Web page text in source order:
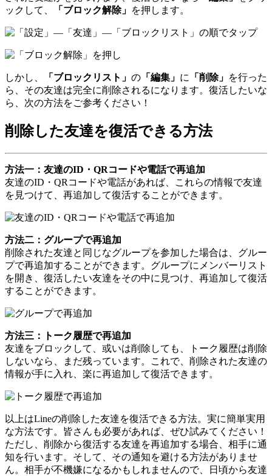
ックして、
「ブロック解除」 を押します。
しかし、 「ブロックリスト」 の 「編集」 に 「削除」 を行った
ら、その友達は完全に削除されるになります。復活したいな
ら、次の方法をご参考ください！
削除した友達を復活できる方法
方法一：友達のID・QRコードや電話で再追加
友達のID・QRコードや電話があれば、これらの情報で友達
を見つけて、再追加して復活することができます。
方法二：グループで再追加
削除された友達と同じなグループを参加した場合は、グルー
プで再追加することができます。グループにメンバーリスト
を開き、復活したい友達をその中に見つけ、再追加して復活
することができます。
方法三：トーク履歴で再追加
友達をブロックして、或いは削除しても、トーク履歴は削除
しないなら、まだ残っています。これで、削除された友達の
情報が手に入れ、楽に再追加して復活できます。
以上はLineの削除した友達を復活できる方法。実に簡単実用
な方法です。皆さんも必要があれば、ぜひ試みてください！
ただし、削除から復活する友達を再追加する場合、相手に通
知を行います。そして、その通知を避ける方法がありませ
ん。相手が不機嫌になるかもしれませんので、日頃から友達